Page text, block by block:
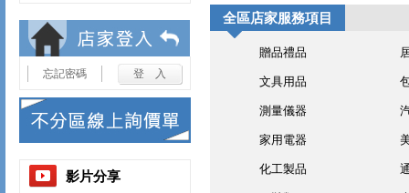
忘記密碼
影片分享
全區店家服務項目
贈品禮品
文具用品
測量儀器
家用電器
化工製品